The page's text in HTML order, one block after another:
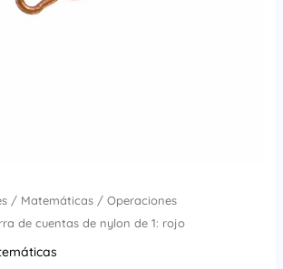
/ Matemáticas/ Operaciones
de cuentas de nylon de 1: rojo